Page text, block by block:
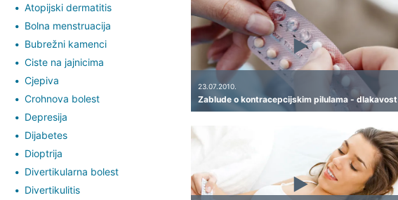
Atopijski dermatitis
Bolna menstruacija
Bubrežni kamenci
Ciste na jajnicima
Cjepiva
Crohnova bolest
Depresija
Dijabetes
Dioptrija
Divertikularna bolest
Divertikulitis
23.07.2010.
Zablude o kontracepcijskim pilulama - dlakavost